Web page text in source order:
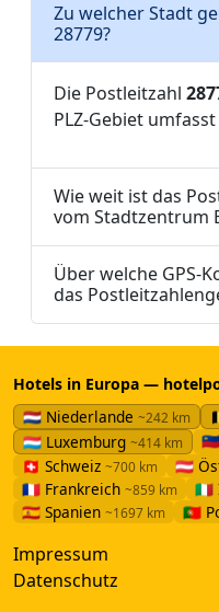
Zu welcher Stadt
28779?
Die Postleitzahl
PLZ-Gebiet umfasst
Wie weit ist das
vom Stadtzentrum
Über welche GPS-
das
Hotels in Europa —
🇳🇱 Niederlande ~242 km
🇱🇺 Luxemburg ~414 km
🇨🇭 Schweiz ~700 km 🇦🇹
🇫🇷 Frankreich ~859 km 🇮🇹
🇪🇸 Spanien ~1697 km 🇵🇹
Impressum
Datenschutz